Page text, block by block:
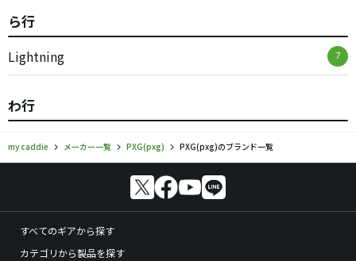
ら行
Lightning 7
わ行
my caddie メーカー一覧 PXG(pxg) PXG(pxg)のブランド一覧
すべてのギアから探す
カテゴリから製品を探す